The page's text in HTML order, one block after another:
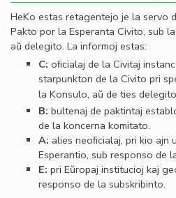
HeKo estas retagentejo je la servo
Pakto por la Esperanta Civito, sub
aŭ delegito. La informoj estas:
C: oﬁcialaj de la Civitaj
starpunkton de la Civito pri
la Konsulo, aŭ de ties
B: bultenaj de paktintaj
de la koncerna komitato.
A: alies neoﬁcialaj, pri kio ajn
Esperantio, sub responso de
E: pri Eŭropaj institucioj kaj
responso de la subskribinto.